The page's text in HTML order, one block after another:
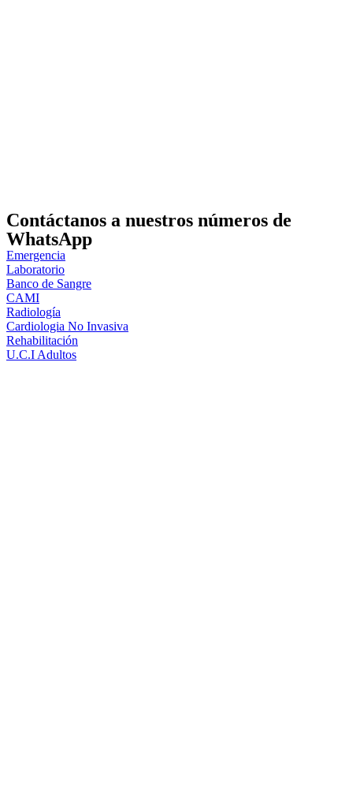
Contáctanos a nuestros números de
WhatsApp
Emergencia
Laboratorio
Banco de Sangre
CAMI
Radiología
Cardiologia No Invasiva
Rehabilitación
U.C.I Adultos